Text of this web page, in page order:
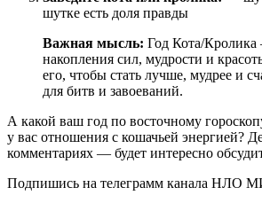
шутке есть доля правды
Важная мысль: Год Кота/
накопления сил, мудрости и
его, чтобы стать лучше, мудрее и
для битв и завоеваний.
А какой ваш год по восточному
у вас отношения с кошачьей энергией?
комментариях — будет интересно
Подпишись на телеграмм канала НЛО